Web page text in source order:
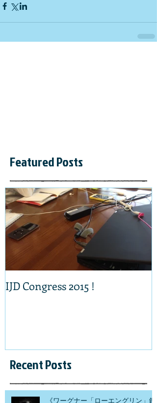
Featured Posts
IJD Congress 2015 !
Recent Posts
《ワーグナー「ローエングリン」鑑